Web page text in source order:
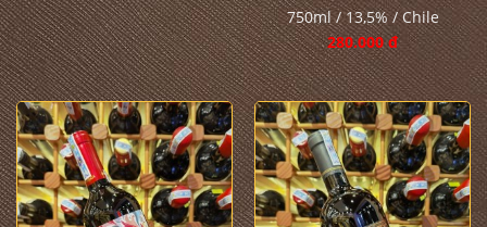
750ml / 13,5% / Chile
280.000 đ